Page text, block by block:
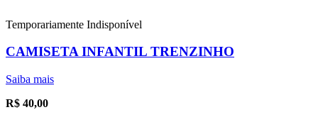
Temporariamente Indisponível
CAMISETA INFANTIL TRENZINHO
Saiba mais
R$ 40,00